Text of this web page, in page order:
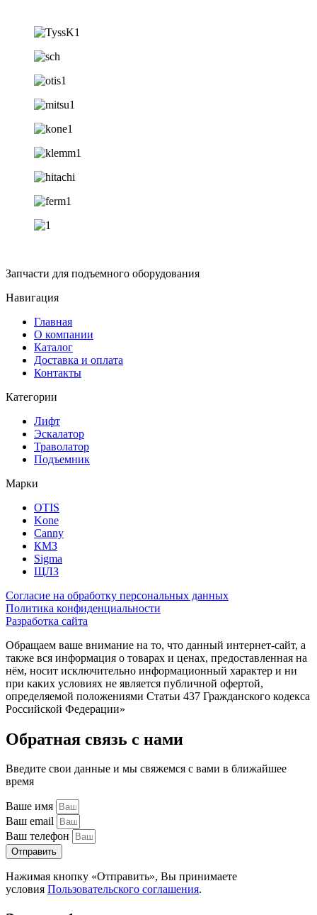
Запчасти для подъемного оборудования
Навигация
Главная
О компании
Каталог
Доставка и оплата
Контакты
Категории
Лифт
Эскалатор
Траволатор
Подъемник
Марки
OTIS
Kone
Canny
КМЗ
Sigma
ЩЛЗ
Согласие на обработку персональных данных
Политика конфиденциальности
Разработка сайта
Обращаем ваше внимание на то, что данный интернет-сайт, а
также вся информация о товарах и ценах, предоставленная на
нём, носит исключительно информационный характер и ни
при каких условиях не является публичной офертой,
определяемой положениями Статьи 437 Гражданского кодекса
Российской Федерации»
Обратная связь с нами
Введите свои данные и мы свяжемся с вами в ближайшее
время
Ваше имя
Ваш email
Ваш телефон
Отправить
Нажимая кнопку «Отправить», Вы принимаете
условия Пользовательского соглашения.